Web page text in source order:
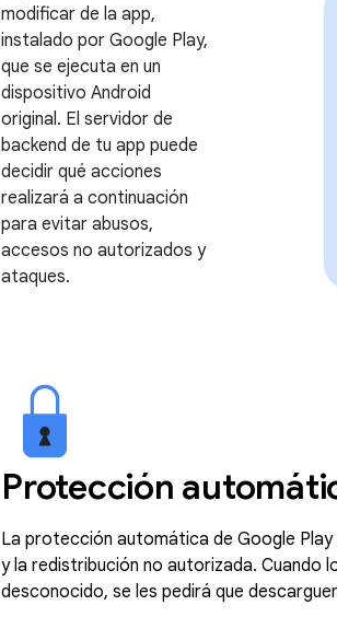
modificar de la app,
instalado por Google Play,
que se ejecuta en un
dispositivo Android
original. El servidor de
backend de tu app puede
decidir qué acciones
realizará a continuación
para evitar abusos,
accesos no autorizados y
ataques.
Protección
La protección automática de Google
y la redistribución no autorizada. Cuando
desconocido, se les pedirá que